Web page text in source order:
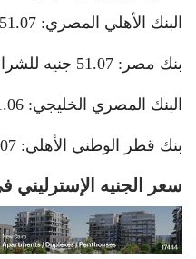
البنك الأهلي المصري: 51.07 جنيه للشراء، و51.55 للبيع.
بنك مصر: 51.07 جنيه للشراء، و51.54 للبيع.
البنك المصري الخليجي: 51.06 جنيه للشراء، و51.57 للبيع.
بنك قطر الوطني الأهلي: 51.07 جنيه للشراء، و51.49 للبيع.
سعر الجنيه الإسترليني